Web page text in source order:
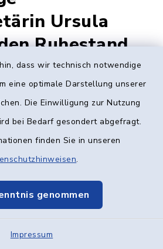
dass wir technisch notwendige
eine optimale Darstellung unserer
Die Einwilligung zur Nutzung
bei Bedarf gesondert abgefragt.
finden Sie in unseren
.
genommen
Impressum
Ursula
Ruhestand
Ursula Andiel in
(!) im Rathaus
Bürgermeisters, Frau
Kreise zahlreicher
und Mitarbeiter der